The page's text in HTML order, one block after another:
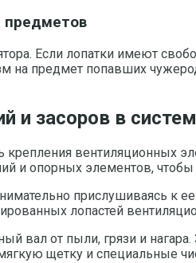
предметов
Если лопатки имеют
на предмет попавших
и засоров в
вентиляционных
и опорных элементов,
прислушиваясь к
лопастей
вал от пыли, грязи и
щетку и специальные